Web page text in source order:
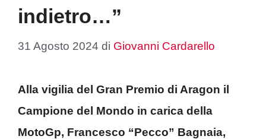
indietro…”
31 Agosto 2024 di Giovanni Cardarello
Alla vigilia del Gran Premio di Aragon il
Campione del Mondo in carica della
MotoGp, Francesco “Pecco” Bagnaia,